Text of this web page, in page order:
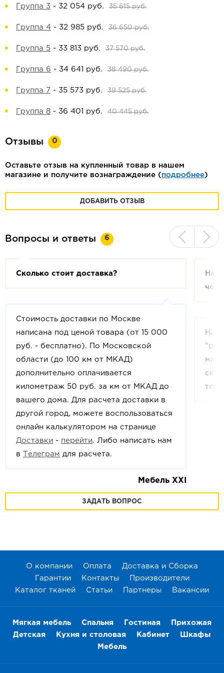
Группа 3 - 32 054 руб. 35 615 руб.
Группа 4 - 32 985 руб. 36 650 руб.
Группа 5 - 33 813 руб. 37 570 руб.
Группа 6 - 34 641 руб. 38 490 руб.
Группа 7 - 35 573 руб. 39 525 руб.
Группа 8 - 36 401 руб. 40 445 руб.
Отзывы 0
Оставьте отзыв на купленный товар в нашем
магазине и получите вознаграждение ( подробнее)
ДОБАВИТЬ ОТЗЫВ
Вопросы и ответы 6
Сколько стоит доставка?
Стоимость доставки по Москве
написана под ценой товара (от 15 000
руб. - бесплатно). По Московской
области (до 100 км от МКАД)
дополнительно оплачивается
километраж 50 руб. за км от МКАД до
вашего дома. Для расчета доставки в
другой город, можете воспользоваться
онлайн калькулятором на странице
Доставки - перейти. Либо написать нам
в Телеграм для расчета.
Мебель XXI
На
чем
На
ЗАДАТЬ ВОПРОС
О компании Оплата
Доставка и Сборка
Гарантии
Контакты
Производители
Каталог тканей
Статьи Партнеры Вакансии
Мягкая мебель Спальня Гостиная
Прихожая
Детская
Кухня и столовая Кабинет
Шкафы
Мебель